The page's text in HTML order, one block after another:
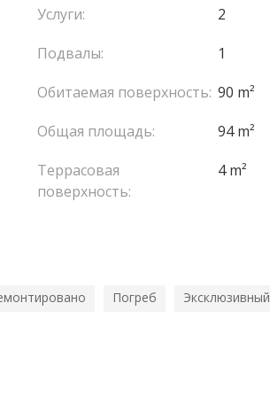
Услуги:
2
Подвалы:
1
Обитаемая поверхность: 90 m²
Общая площадь:
94 m²
Террасовая
поверхность:
4 m²
Погреб Эксклюзивный